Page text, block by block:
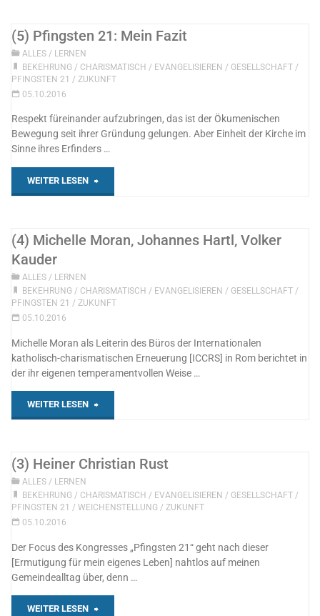
(5) Pfingsten 21: Mein Fazit
ALLES / LERNEN
BEKEHRUNG / CHARISMATISCH / EVANGELISIEREN / GESELLSCHAFT/
PFINGSTEN 21 /ZUKUNFT
05.10.2016
Respekt füreinander aufzubringen, das ist der Ökumenischen
Bewegung seit ihrer Gründung gelungen. Aber Einheit der Kirche im
Sinne ihres Erfinders …
WEITER LESEN "
Pfingsten
Mein
(4) Michelle Moran, Johannes Hartl, Volker
Kauder
ALLES / LERNEN
BEKEHRUNG / CHARISMATISCH / EVANGELISIEREN / GESELLSCHAFT/
PFINGSTEN 21 /ZUKUNFT
05.10.2016
Michelle Moran als Leiterin des Büros der Internationalen
katholisch-charismatischen Erneuerung [ICCRS] in Rom berichtet in
der ihr eigenen temperamentvollen Weise …
WEITER LESEN "
Michelle
Moran,
Hartl,
Volker
(3) Heiner Christian Rust
ALLES / LERNEN
BEKEHRUNG / CHARISMATISCH / EVANGELISIEREN / GESELLSCHAFT/
PFINGSTEN 21 /WEICHENSTELLUNG /ZUKUNFT
05.10.2016
Der Focus des Kongresses „Pfingsten 21“ geht nach dieser
[Ermutigung für mein eigenes Leben] nahtlos auf meinen
Gemeindealltag über, denn …
WEITER LESEN "